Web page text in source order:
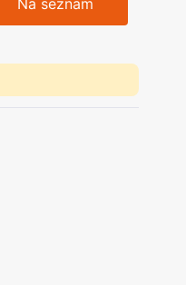
Na seznam